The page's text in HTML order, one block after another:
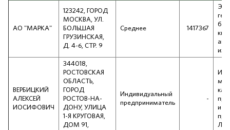
АО "МАРКА"
123242, ГОРОД
МОСКВА, УЛ.
БОЛЬШАЯ
ГРУЗИНСКАЯ,
Д. 4-6, СТР. 9
Среднее 1417367
ВЕРБИЦКИЙ
АЛЕКСЕЙ
ИОСИФОВИЧ
344018,
РОСТОВСКАЯ
ОБЛАСТЬ,
ГОРОД
РОСТОВ-НА-
ДОНУ, УЛИЦА
1-Я КРУГОВАЯ,
ДОМ 91,
Индивидуальный
предприниматель
-
и